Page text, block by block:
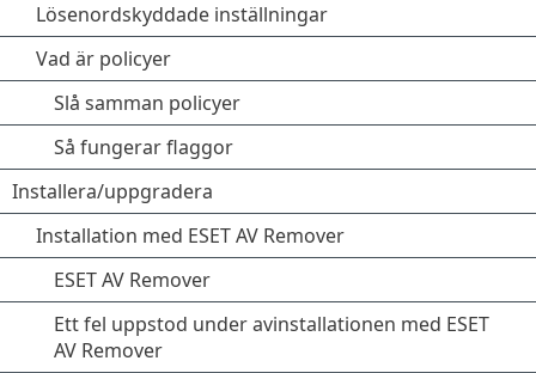
Lösenordskyddade inställningar
Vad är policyer
Slå samman policyer
Så fungerar flaggor
Installera/uppgradera
Installation med ESET AV Remover
ESET AV Remover
Ett fel uppstod under avinstallationen med ESET
AV Remover